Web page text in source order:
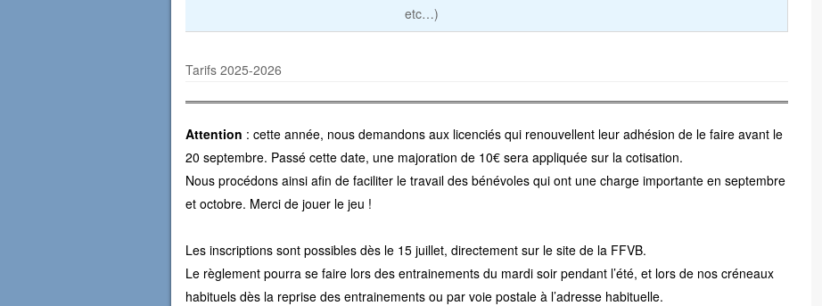
etc…)
Tarifs 2025-2026
Attention : cette année, nous demandons aux licenciés qui renouvellent leur adhésion de le faire avant le
20 septembre. Passé cette date, une majoration de 10€ sera appliquée sur la cotisation.
Nous procédons ainsi afin de faciliter le travail des bénévoles qui ont une charge importante en septembre
et octobre. Merci de jouer le jeu !
Les inscriptions sont possibles dès le 15 juillet, directement sur le site de la FFVB.
Le règlement pourra se faire lors des entrainements du mardi soir pendant l’été, et lors de nos créneaux
habituels dès la reprise des entrainements ou par voie postale à l’adresse habituelle.